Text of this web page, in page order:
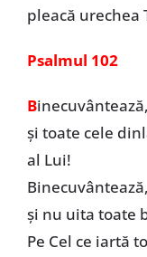
pleacă urechea
Psalmul 102
B
și toate cele
al Lui!
și nu uita toate
Pe Cel ce iartă